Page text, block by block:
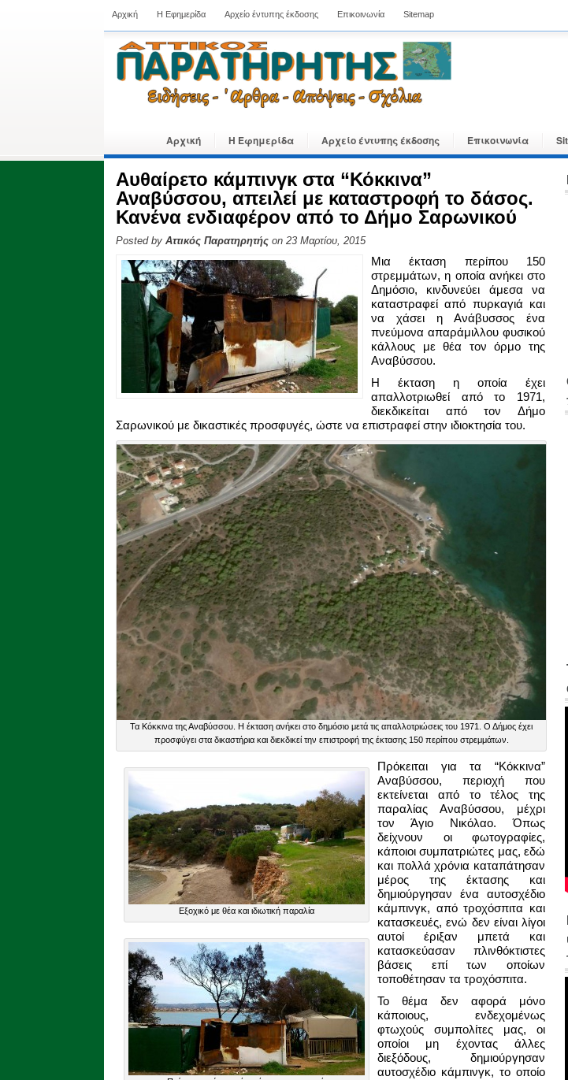
Αρχική Η Εφημερίδα Αρχείο έντυπης έκδοσης Επικοινωνία Sitemap
Αρχική Η Εφημερίδα Αρχείο έντυπης έκδοσης Επικοινωνία
Αυθαίρετο κάμπινγκ στα “Κόκκινα”
Αναβύσσου, απειλεί με καταστροφή το δάσος.
Κανένα ενδιαφέρον από το Δήμο Σαρωνικού
Posted by Αττικός Παρατηρητής on 23 Μαρτίου, 2015
Μια έκταση περίπου 150
στρεμμάτων, η οποία ανήκει στο
Δημόσιο, κινδυνεύει άμεσα να
καταστραφεί από πυρκαγιά και
να χάσει η Ανάβυσσος ένα
πνεύμονα απαράμιλλου φυσικού
κάλλους με θέα τον όρμο της
Αναβύσσου.
Η έκταση η οποία έχει
απαλλοτριωθεί από το 1971,
διεκδικείται από τον Δήμο
Σαρωνικού με δικαστικές προσφυγές, ώστε να επιστραφεί στην ιδιοκτησία του.
Τα Κόκκινα της Αναβύσσου. Η έκταση ανήκει στο δημόσιο μετά τις απαλλοτριώσεις του 1971. Ο Δήμος έχει
προσφύγει στα δικαστήρια και διεκδικεί την επιστροφή της έκτασης 150 περίπου στρεμμάτων.
Εξοχικό με θέα και ιδιωτική παραλία
Πρόκειται για τα “Κόκκινα”
Αναβύσσου, περιοχή που
εκτείνεται από το τέλος της
παραλίας Αναβύσσου, μέχρι
τον Άγιο Νικόλαο. Όπως
δείχνουν οι φωτογραφίες,
κάποιοι συμπατριώτες μας, εδώ
και πολλά χρόνια καταπάτησαν
μέρος της έκτασης και
δημιούργησαν ένα αυτοσχέδιο
κάμπινγκ, από τροχόσπιτα και
κατασκευές, ενώ δεν είναι λίγοι
αυτοί έριξαν μπετά και
κατασκεύασαν πλινθόκτιστες
βάσεις επί των οποίων
τοποθέτησαν τα τροχόσπιτα.
Το θέμα δεν αφορά μόνο
κάποιους, ενδεχομένως
φτωχούς συμπολίτες μας, οι
οποίοι μη έχοντας άλλες
διεξόδους, δημιούργησαν
αυτοσχέδιο κάμπινγκ, το οποίο